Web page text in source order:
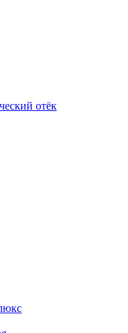
отёк